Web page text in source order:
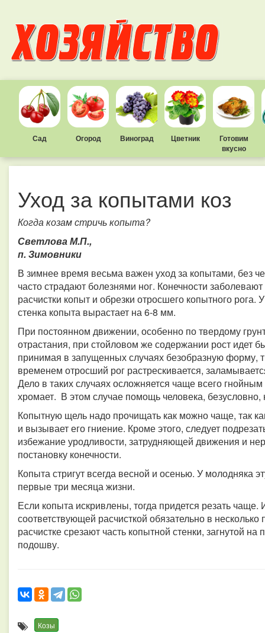
Сад Огород Виноград Цветник
Готовим
вкусно
Уход за копытами коз
Когда козам стричь копыта?
Светлова М.П.,
п. Зимовники
В зимнее время весьма важен уход за копытами, без
часто страдают болезнями ног. Конечности
расчистки копыт и обрезки отросшего копытного рога.
стенка копыта вырастает на 6-8 мм.
При постоянном движении, особенно по твердому
отрастания, при стойловом же содержании рост идет
принимая в запущенных случаях безобразную
временем отросший рог растрескивается,
Дело в таких случаях осложняется чаще всего
хромает. В этом случае помощь человека, безусловно,
Копытную щель надо прочищать как можно чаще, так
и вызывает его гниение. Кроме этого, следует
избежание уродливости, затрудняющей движения и
постановку конечности.
Копыта стригут всегда весной и осенью. У молодняка
первые три месяца жизни.
Если копыта искривлены, тогда придется резать
соответствующей расчисткой обязательно в
расчистке срезают часть копытной стенки, загнутой
подошву.
Козы